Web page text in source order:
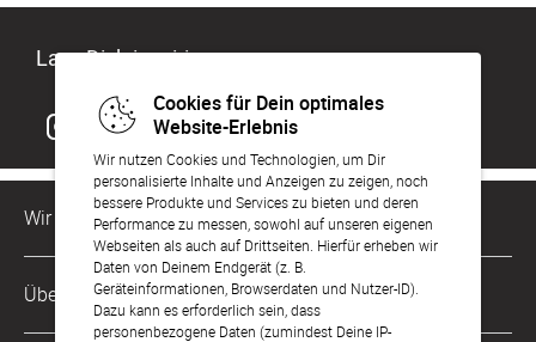
Cookies für Dein optimales
Website-Erlebnis
Wir nutzen Cookies und Technologien, um Dir
personalisierte Inhalte und Anzeigen zu zeigen, noch
bessere Produkte und Services zu bieten und deren
Performance zu messen, sowohl auf unseren eigenen
Webseiten als auch auf Drittseiten. Hierfür erheben wir
Daten von Deinem Endgerät (z. B.
Geräteinformationen, Browserdaten und Nutzer-ID).
Dazu kann es erforderlich sein, dass
personenbezogene Daten (zumindest Deine IP-
Lass Dich inspirieren
Wir sind für Dich da
Kundenservice-Hotline
0221 956 725 10
Mo. - Fr. von 9 bis 17 Uhr
Über Uns